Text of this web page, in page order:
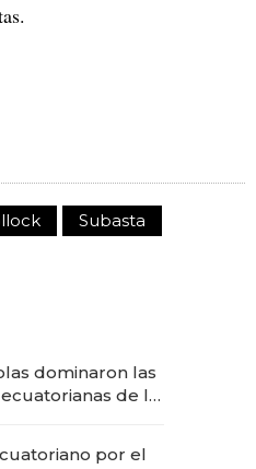
Subasta
dominaron las
de la
por el